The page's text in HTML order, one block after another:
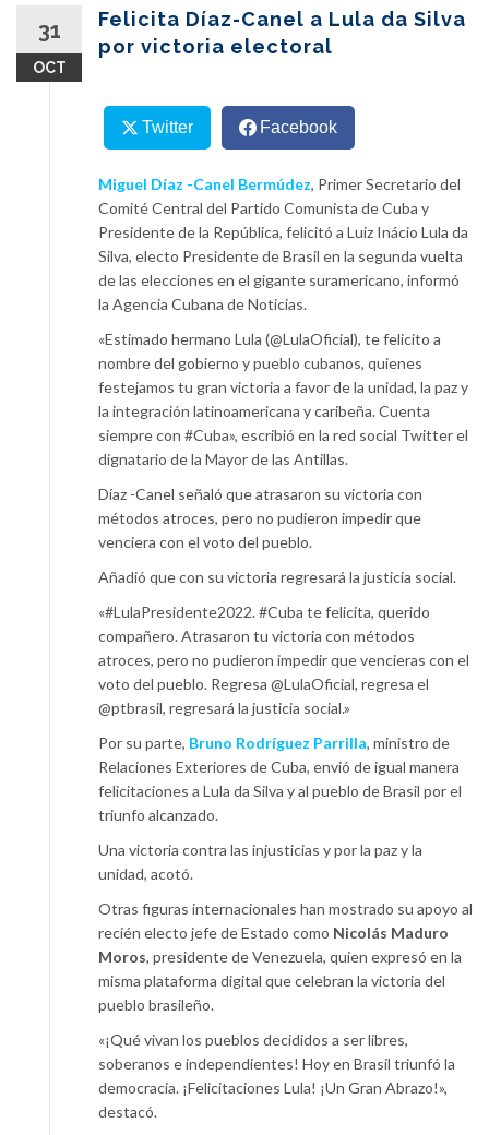
31
OCT
Felicita Díaz-Canel a Lula da Silva
por victoria electoral
Twitter Facebook
Miguel Díaz -Canel Bermúdez, Primer Secretario del
Comité Central del Partido Comunista de Cuba y
Presidente de la República, felicitó a Luiz Inácio Lula da
Silva, electo Presidente de Brasil en la segunda vuelta
de las elecciones en el gigante suramericano, informó
la Agencia Cubana de Noticias.
«Estimado hermano Lula (@LulaOficial), te felicito a
nombre del gobierno y pueblo cubanos, quienes
festejamos tu gran victoria a favor de la unidad, la paz y
la integración latinoamericana y caribeña. Cuenta
siempre con #Cuba», escribió en la red social Twitter el
dignatario de la Mayor de las Antillas.
Díaz -Canel señaló que atrasaron su victoria con
métodos atroces, pero no pudieron impedir que
venciera con el voto del pueblo.
Añadió que con su victoria regresará la justicia social.
«#LulaPresidente2022. #Cuba te felicita, querido
compañero. Atrasaron tu victoria con métodos
atroces, pero no pudieron impedir que vencieras con el
voto del pueblo. Regresa @LulaOficial, regresa el
@ptbrasil, regresará la justicia social.»
Por su parte, Bruno Rodríguez Parrilla, ministro de
Relaciones Exteriores de Cuba, envió de igual manera
felicitaciones a Lula da Silva y al pueblo de Brasil por el
triunfo alcanzado.
Una victoria contra las injusticias y por la paz y la
unidad, acotó.
Otras figuras internacionales han mostrado su apoyo al
recién electo jefe de Estado como Nicolás Maduro
Moros, presidente de Venezuela, quien expresó en la
misma plataforma digital que celebran la victoria del
pueblo brasileño.
«¡Qué vivan los pueblos decididos a ser libres,
soberanos e independientes! Hoy en Brasil triunfó la
democracia. ¡Felicitaciones Lula! ¡Un Gran Abrazo!»,
destacó.